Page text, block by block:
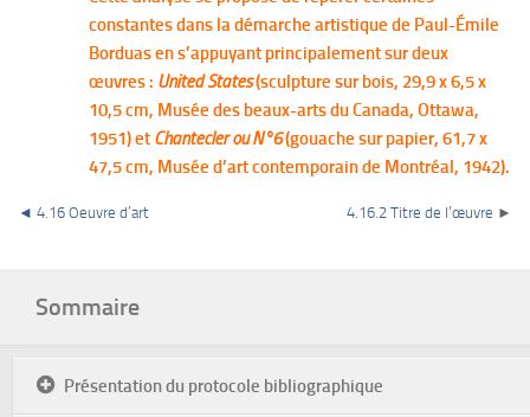
constantes dans la démarche artistique de Paul-Émile
Borduas en s’appuyant principalement sur deux
œuvres : United States(sculpture sur bois, 29,9 x 6,5 x
10,5 cm, Musée des beaux-arts du Canada, Ottawa,
1951) et Chantecler ou N°6(gouache sur papier, 61,7 x
47,5 cm, Musée d’art contemporain de Montréal, 1942).
◄ 4.16 Oeuvre d’art 4.16.2 Titre de l’œuvre ►
Sommaire
Présentation du protocole bibliographique